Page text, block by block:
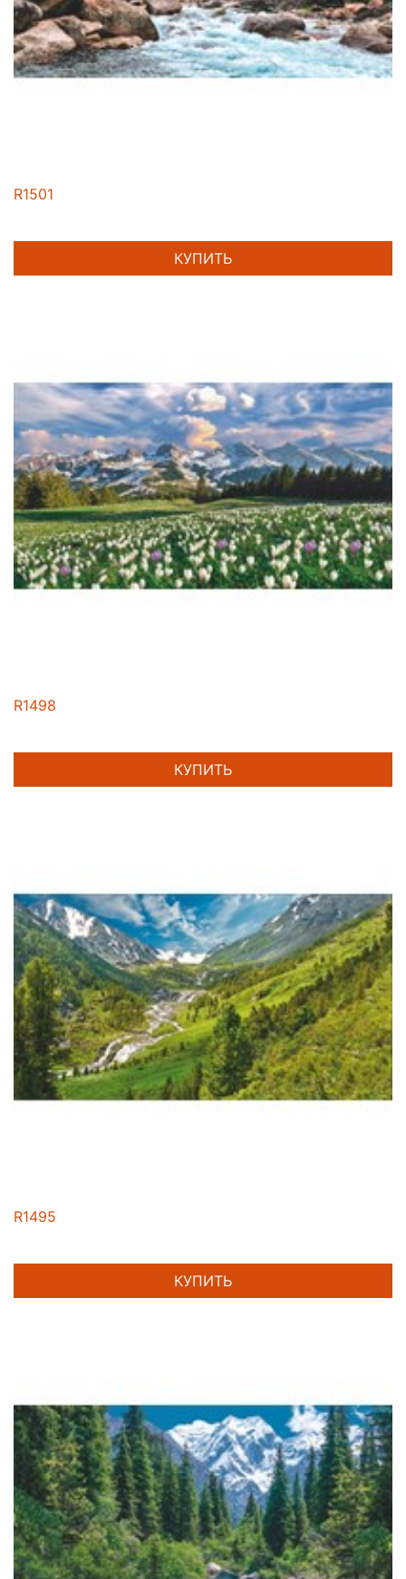
R1501
КУПИТЬ
R1498
КУПИТЬ
R1495
КУПИТЬ